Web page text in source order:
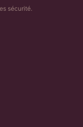
sécurité.